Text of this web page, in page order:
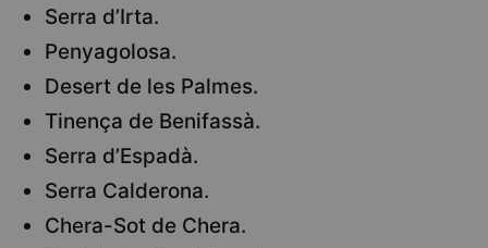
Serra d’Irta.
Penyagolosa.
Desert de les Palmes.
Tinença de Benifassà.
Serra d’Espadà.
Serra Calderona.
Chera-Sot de Chera.